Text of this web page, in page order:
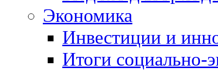
Экономика
Инвестиции и
Итоги социально-